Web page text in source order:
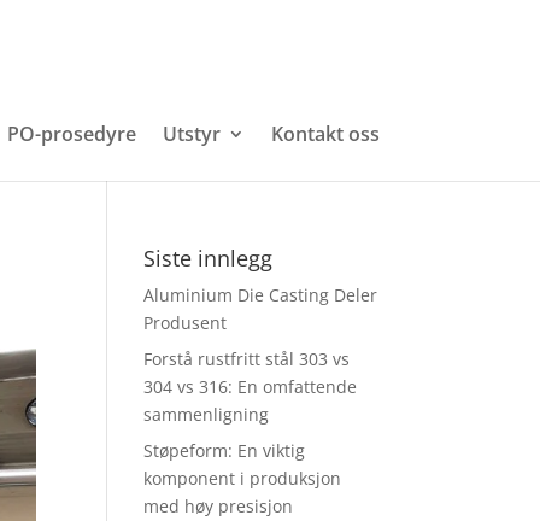
PO-prosedyre Utstyr Kontakt oss
Siste innlegg
Aluminium Die Casting Deler
Produsent
Forstå rustfritt stål 303 vs
304 vs 316: En omfattende
sammenligning
Støpeform: En viktig
komponent i produksjon
med høy presisjon